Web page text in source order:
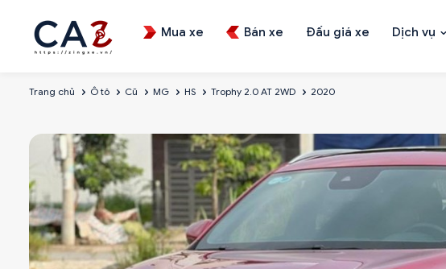
Mua xe Bán xe Đấu giá xe Dịch vụ
Trang chủ Ô tô Cũ MG HS Trophy 2.0 AT 2WD 2020